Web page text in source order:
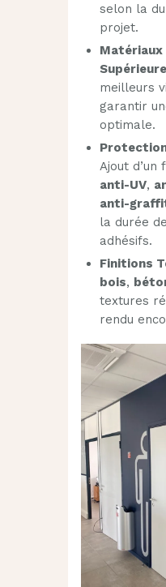
selon la
projet.
Matériaux
Supérieure
meilleurs
garantir
optimale.
Ajout
anti-UV,
anti-
la durée
adhésifs.
Finitions
bois,
textures
rendu